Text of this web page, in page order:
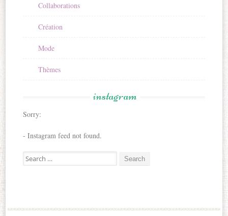
Collaborations
Création
Mode
Thèmes
instagram
Sorry:
- Instagram feed not found.
Search for: